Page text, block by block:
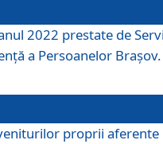
2022 prestate de
a Persoanelor Braşov.
proprii aferente